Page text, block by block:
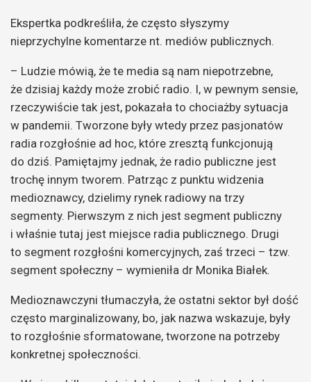
Ekspertka podkreśliła, że często słyszymy
nieprzychylne komentarze nt. mediów publicznych.
– Ludzie mówią, że te media są nam niepotrzebne,
że dzisiaj każdy może zrobić radio. I, w pewnym sensie,
rzeczywiście tak jest, pokazała to chociażby sytuacja
w pandemii. Tworzone były wtedy przez pasjonatów
radia rozgłośnie ad hoc, które zresztą funkcjonują
do dziś. Pamiętajmy jednak, że radio publiczne jest
trochę innym tworem. Patrząc z punktu widzenia
medioznawcy, dzielimy rynek radiowy na trzy
segmenty. Pierwszym z nich jest segment publiczny
i właśnie tutaj jest miejsce radia publicznego. Drugi
to segment rozgłośni komercyjnych, zaś trzeci – tzw.
segment społeczny – wymieniła dr Monika Białek.
Medioznawczyni tłumaczyła, że ostatni sektor był dość
często marginalizowany, bo, jak nazwa wskazuje, były
to rozgłośnie sformatowane, tworzone na potrzeby
konkretnej społeczności.